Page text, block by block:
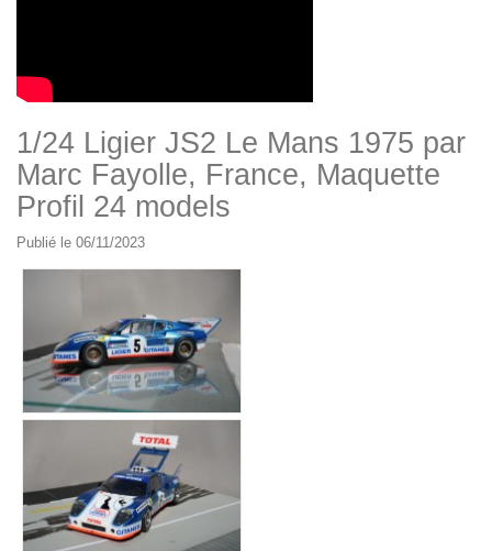
1/24 Ligier JS2 Le Mans 1975 par
Marc Fayolle, France, Maquette
Profil 24 models
Publié le 06/11/2023